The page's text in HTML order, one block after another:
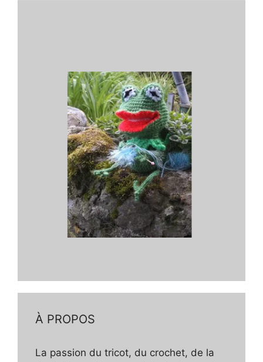
À PROPOS
La passion du tricot, du crochet, de la